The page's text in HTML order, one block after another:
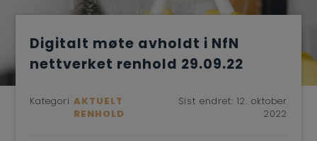
Digitalt møte avholdt i NfN
nettverket renhold 29.09.22
Kategori AKTUELT
RENHOLD
Sist endret: 12. oktober
2022